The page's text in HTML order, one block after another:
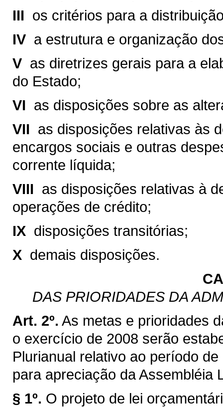
III  os critérios para a
IV  a estrutura e organização
V  as diretrizes gerais para a
do Estado;
VI  as disposições sobre as
VII  as disposições relativas às
encargos sociais e outras
corrente líquida;
VIII  as disposições relativas à
operações de crédito;
IX  disposições transitórias;
X  demais disposições.
DAS PRIORIDADES DA
Art. 2º. As metas e prioridades
o exercício de 2008 serão
Plurianual relativo ao período
para apreciação da Assembléia
§ 1º. O projeto de lei